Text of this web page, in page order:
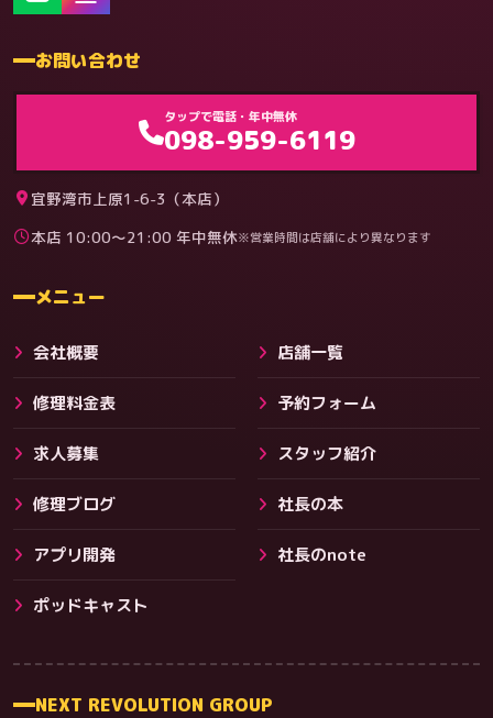
その他サービス
料金
お問い合わせ
タップで電話・年中無休
098-959-6119
宜野湾市上原1-6-3（本店）
本店 10:00〜21:00 年中無休※営業時間は店舗により異なります
メニュー
会社概要 店舗一覧
修理料金表 予約フォーム
求人募集 スタッフ紹介
修理ブログ 社長の本
アプリ開発 社長のnote
ポッドキャスト
NEXT REVOLUTION GROUP